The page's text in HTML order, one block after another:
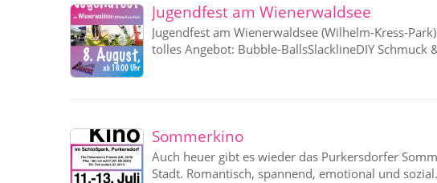
Jugendfest am Wienerwaldsee
Jugendfest am Wienerwaldsee (Wilhelm-Kress-
tolles Angebot: Bubble-BallsSlacklineDIY Schmuck
Sommerkino
Auch heuer gibt es wieder das Purkersdorfer
Stadt. Romantisch, spannend, emotional und